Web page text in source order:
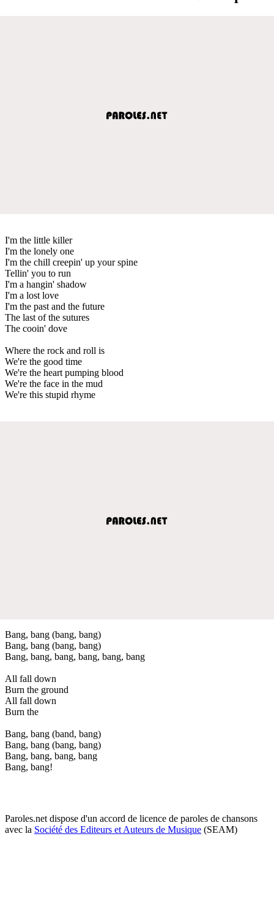
I'm the little killer
I'm the lonely one
I'm the chill creepin' up your spine
Tellin' you to run
I'm a hangin' shadow
I'm a lost love
I'm the past and the future
The last of the sutures
The cooin' dove
Where the rock and roll is
We're the good time
We're the heart pumping blood
We're the face in the mud
We're this stupid rhyme
Bang, bang (bang, bang)
Bang, bang (bang, bang)
Bang, bang, bang, bang, bang, bang
All fall down
Burn the ground
All fall down
Burn the
Bang, bang (band, bang)
Bang, bang (bang, bang)
Bang, bang, bang, bang
Bang, bang!
Paroles.net dispose d'un accord de licence de paroles de chansons
avec la Société des Editeurs et Auteurs de Musique (SEAM)